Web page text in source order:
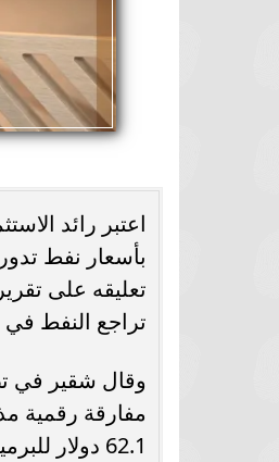
اعتبر رائد
تعليقه على
تراجع النفط في
وقال شقير في
مفارقة رقمية